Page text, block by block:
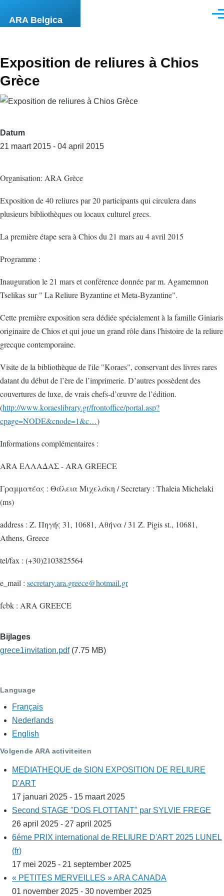
ARA Belgica
Exposition de reliures à Chios
Grèce
Datum
21 maart 2015 - 04 april 2015
Organisation: ARA Grèce
Exposition de 40 reliures par 20 participants qui circulera dans
plusieurs bibliothèques ou locaux culturel grecs.
La première étape sera à Chios du 21 mars au 4 avril 2015
Programme :
Inauguration le 21 mars et conférence donnée par m. Agamemnon
Tselikas sur " La Reliure Byzantine et Meta-Byzantine".
Cette première exposition sera dédiée spécialement à la famille Giniaris
originaire de Chios et qui joue un grand rôle dans l'histoire de la reliure
grecque contemporaine.
Visite de la bibliothèque de l'ile "Koraes", conservant des livres rares
datant du début de l’ère de l’imprimerie. D’autres possèdent des
couvertures de luxe, de vrais chefs-d’œuvre de l’édition.
(http://www.koraeslibrary.gr/frontoffice/portal.asp?
cpage=NODE&cnode=1&c…)
Informations complémentaires :
ARA ΕΛΛΑΔΑΣ - ARA GREECE
Γραμματέας : Θάλεια Μιχελάκη / Secretary : Thaleia Michelaki
(ms)
address : Ζ. Πηγής 31, 10681, Αθήνα / 31 Z. Pigis st., 10681,
Athens, Greece
tel/fax : (+30)2103825564
e_mail : secretary.ara.greece@hotmail.gr
fcbk : ARA GREECE
Bijlages
grece1invitation.pdf (7.75 MB)
Language
Français
Nederlands
English
Volgende ARA activiteiten
MEDIATHEQUE de SION EXPOSITION DE RELIURE
D'ART
17 januari 2025 - 15 maart 2025
Second STAGE "DOS FLOTTANT" par SYLVIE FREGE
26 april 2025 - 27 april 2025
6éme PRIX international de RELIURE D'ART 2025 LUNEL
(fr)
17 mei 2025 - 21 september 2025
« PETITES MERVEILLES » ARA CANADA
01 november 2025 - 30 november 2025